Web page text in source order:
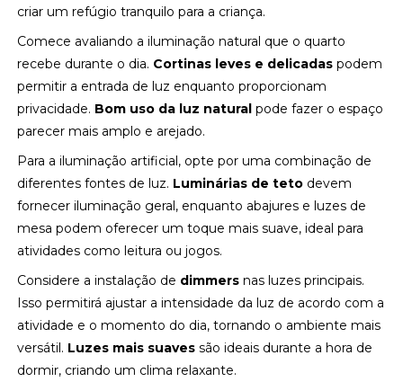
criar um refúgio tranquilo para a criança.
Comece avaliando a iluminação natural que o quarto
recebe durante o dia. Cortinas leves e delicadas podem
permitir a entrada de luz enquanto proporcionam
privacidade. Bom uso da luz natural pode fazer o espaço
parecer mais amplo e arejado.
Para a iluminação artificial, opte por uma combinação de
diferentes fontes de luz. Luminárias de teto devem
fornecer iluminação geral, enquanto abajures e luzes de
mesa podem oferecer um toque mais suave, ideal para
atividades como leitura ou jogos.
Considere a instalação de dimmers nas luzes principais.
Isso permitirá ajustar a intensidade da luz de acordo com a
atividade e o momento do dia, tornando o ambiente mais
versátil. Luzes mais suaves são ideais durante a hora de
dormir, criando um clima relaxante.